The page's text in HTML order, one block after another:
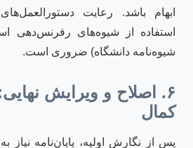
ابهام باشد. رعایت
شیوه‌نامه دانشگاه) ضروری است.
۶. اصلاح و ویرایش
کمال
پس از نگارش اولیه، پایان‌نامه نیاز